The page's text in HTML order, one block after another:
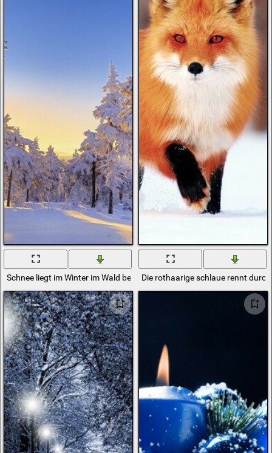
Schnee liegt im Winter im Wald bei Frost auf den Ästen der Bäume
Die rothaarige schlaue rennt